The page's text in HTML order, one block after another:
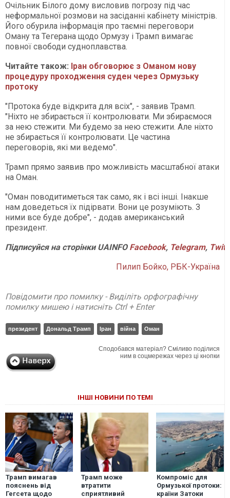
Очільник Білого дому висловив погрозу під час
неформальної розмови на засіданні кабінету міністрів.
Його обурила інформація про таємні переговори
Оману та Тегерана щодо Ормузу і Трамп вимагає
повної свободи судноплавства.
Читайте також: Іран обговорює з Оманом нову
процедуру проходження суден через Ормузьку
протоку
"Протока буде відкрита для всіх", - заявив Трамп.
"Ніхто не збирається її контролювати. Ми збираємося
за нею стежити. Ми будемо за нею стежити. Але ніхто
не збирається її контролювати. Це частина
переговорів, які ми ведемо".
Трамп прямо заявив про можливість масштабної атаки
на Оман.
"Оман поводитиметься так само, як і всі інші. Інакше
нам доведеться їх підірвати. Вони це розуміють. З
ними все буде добре", - додав американський
президент.
ПідписуйсянасторінкиUAINFO Facebook, Telegram,
Пилип Бойко, РБК-Україна
Повідомити про помилку - Виділіть орфографічну
помилку мишею і натисніть Ctrl + Enter
президент Дональд Трамп Іран війна Оман
Сподобався матеріал? Сміливо поділися
ним в соцмережах через ці кнопки
ІНШІ НОВИНИ ПО ТЕМІ
Трамп вимагав
пояснень від
Гегсета щодо
Трамп може
втратити
сприятливий
Компроміс для
Ормузької протоки:
країни Затоки